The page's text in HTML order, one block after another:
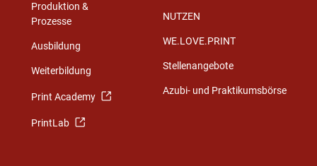
Produktion &
Prozesse
Ausbildung
Weiterbildung
Print Academy
PrintLab
NUTZEN
WE.LOVE.PRINT
Stellenangebote
Azubi- und Praktikumsbörse